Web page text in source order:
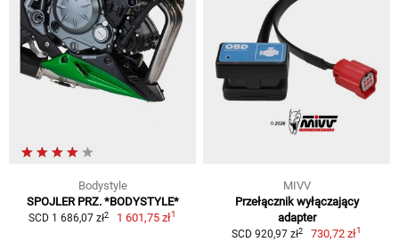
Bodystyle
SPOJLER PRZ. *BODYSTYLE*
SCD 1 686,07 zł2 1 601,75 zł1
MIVV
Przełącznik wyłączający
adapter
SCD 920,97 zł2 730,72 zł1